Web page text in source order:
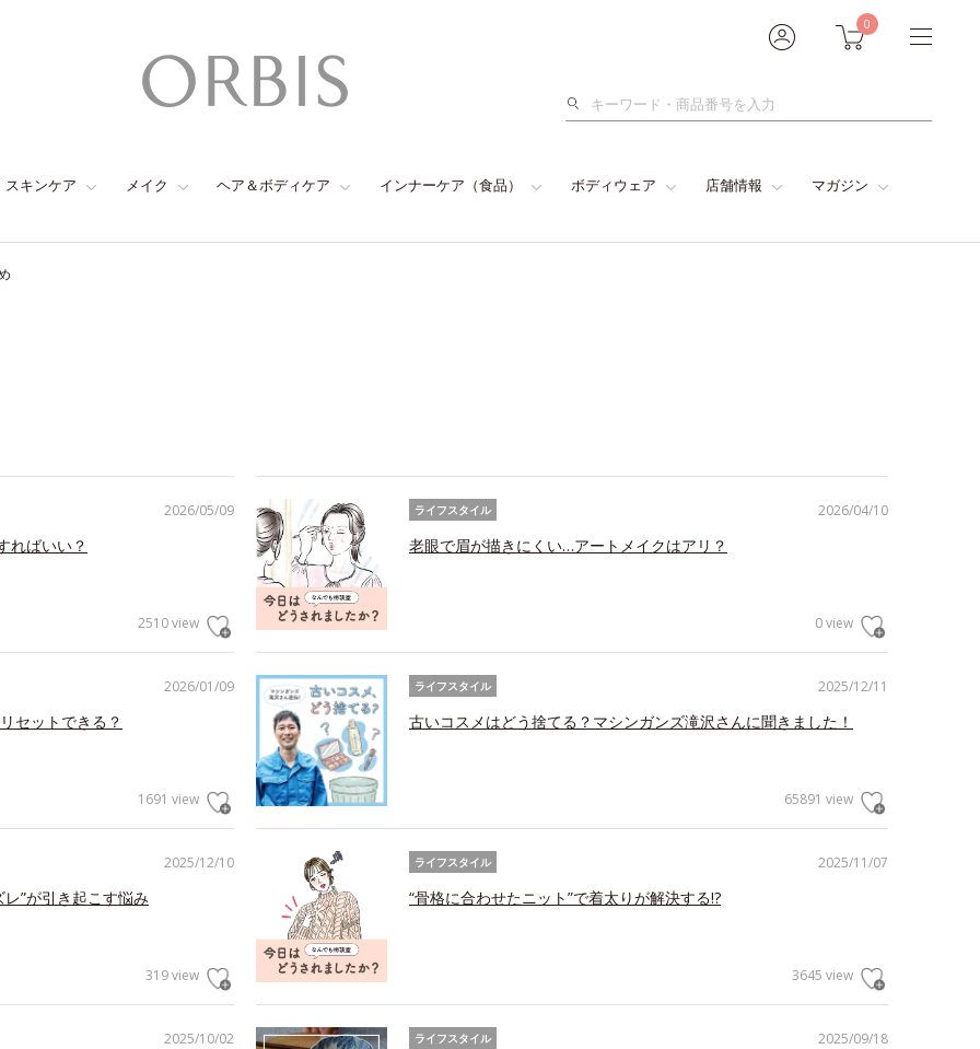
0
検
スキンケア メイク ヘア＆ボディケア インナーケア（食品） ボディウェア 店舗情報 マガジン
2026/05/09
ればいい？
2510 view
2026/04/10
ライフスタイル
老眼で眉が描きにくい…アートメイクはアリ？
0 view
2026/01/09
セットできる？
1691 view
2025/12/11
ライフスタイル
古いコスメはどう捨てる？マシンガンズ滝沢さんに聞きました！
65891 view
2025/12/10
”が引き起こす悩み
319 view
2025/11/07
ライフスタイル
“骨格に合わせたニット”で着太りが解決する!?
3645 view
2025/10/02 2025/09/18
ライフスタイル